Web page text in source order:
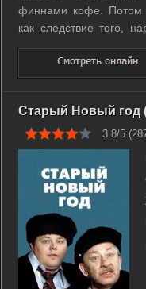
финнами кофе. Потом
как следствие того,
зарока не брать в
свидание в городе
подружкой… ...
Старый Новый год
3.8/5 (